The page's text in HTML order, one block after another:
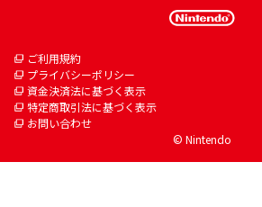
ご利用規約
プライバシーポリシー
資金決済法に基づく表示
特定商取引法に基づく表示
お問い合わせ
© Nintendo